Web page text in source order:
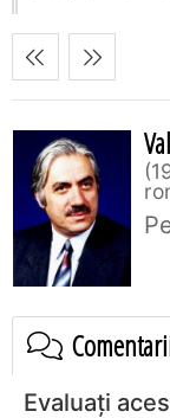
Evaluați